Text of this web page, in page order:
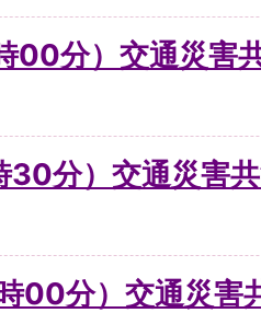
00分）交通災害
30分）交通災害
00分）交通災